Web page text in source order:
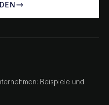
Beispiele und
CHAT ?